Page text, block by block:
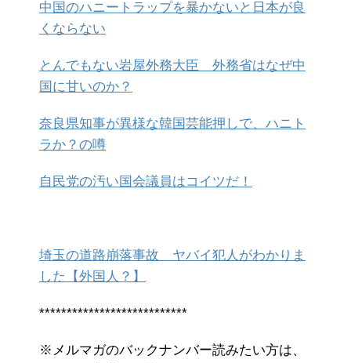
中国のハニートラップを暴かないと日本が良
くならない
とんでもない岩屋外務大臣 外務省はなぜ中
国に甘いのか？
奈良県知事が異様な韓国芸能押しで、ハニト
ラか？の噂
自民党の汚い国会議員はコイツだ！
埼玉の道路崩落事故 ヤバイ犯人がわかりま
した【外国人？】
***************************
※メルマガのバックナンバー読みたい方は、